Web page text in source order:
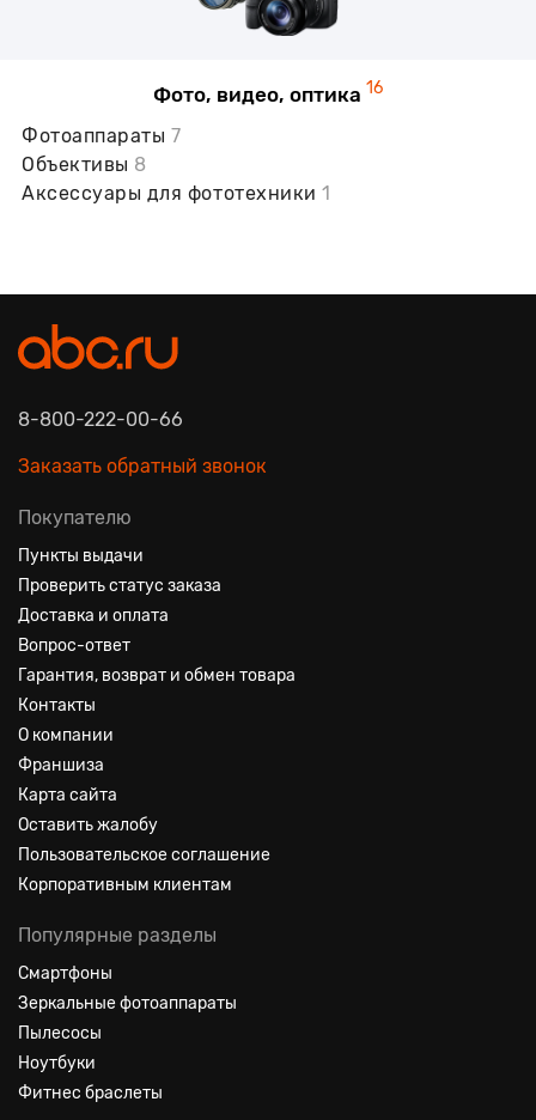
Фото, видео, оптика 16
Фотоаппараты 7
Объективы 8
Аксессуары для фототехники1
8-800-222-00-66
Заказать обратный звонок
Покупателю
Пункты выдачи
Проверить статус заказа
Доставка и оплата
Вопрос-ответ
Гарантия, возврат и обмен товара
Контакты
О компании
Франшиза
Карта сайта
Оставить жалобу
Пользовательское соглашение
Корпоративным клиентам
Популярные разделы
Смартфоны
Зеркальные фотоаппараты
Пылесосы
Ноутбуки
Фитнес браслеты